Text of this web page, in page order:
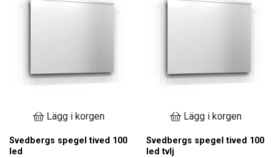
Lägg i korgen
Svedbergs spegel tived 100
led
Lägg i korgen
Svedbergs spegel tived 100
led tvlj